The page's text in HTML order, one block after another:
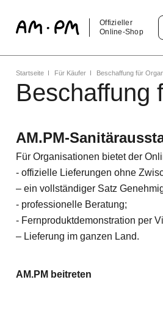
Offizieller
Online-Shop
Startseite Für Käufer Beschaffung für
Beschaffung
AM.PM-
Für Organisationen bietet der
- offizielle Lieferungen ohne
– ein vollständiger Satz
- professionelle Beratung;
- Fernproduktdemonstration per
– Lieferung im ganzen Land.
AM.PM beitreten